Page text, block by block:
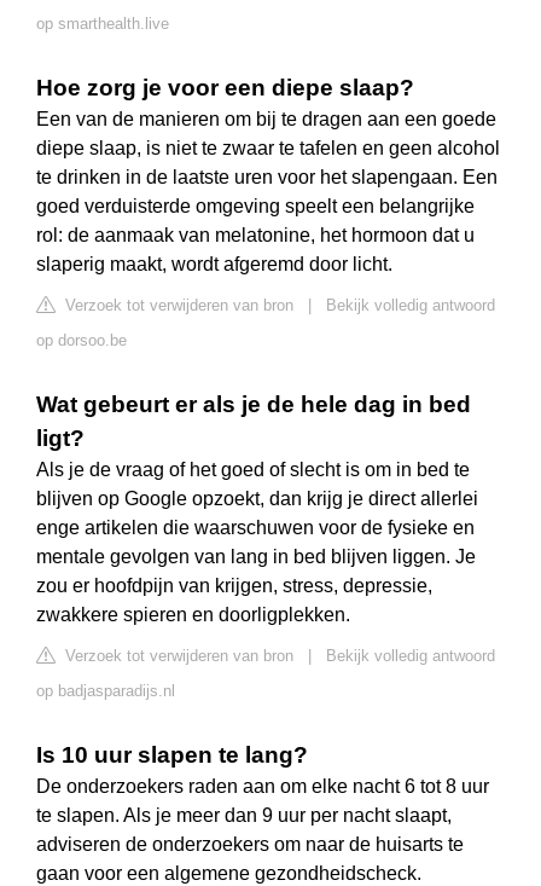
op smarthealth.live
Hoe zorg je voor een diepe slaap?
Een van de manieren om bij te dragen aan een goede
diepe slaap, is niet te zwaar te tafelen en geen alcohol
te drinken in de laatste uren voor het slapengaan. Een
goed verduisterde omgeving speelt een belangrijke
rol: de aanmaak van melatonine, het hormoon dat u
slaperig maakt, wordt afgeremd door licht.
Verzoek tot verwijderen van bron
Bekijk volledig antwoord
op dorsoo.be
Wat gebeurt er als je de hele dag in bed
ligt?
Als je de vraag of het goed of slecht is om in bed te
blijven op Google opzoekt, dan krijg je direct allerlei
enge artikelen die waarschuwen voor de fysieke en
mentale gevolgen van lang in bed blijven liggen. Je
zou er hoofdpijn van krijgen, stress, depressie,
zwakkere spieren en doorligplekken.
Verzoek tot verwijderen van bron
Bekijk volledig antwoord
op badjasparadijs.nl
Is 10 uur slapen te lang?
De onderzoekers raden aan om elke nacht 6 tot 8 uur
te slapen. Als je meer dan 9 uur per nacht slaapt,
adviseren de onderzoekers om naar de huisarts te
gaan voor een algemene gezondheidscheck.